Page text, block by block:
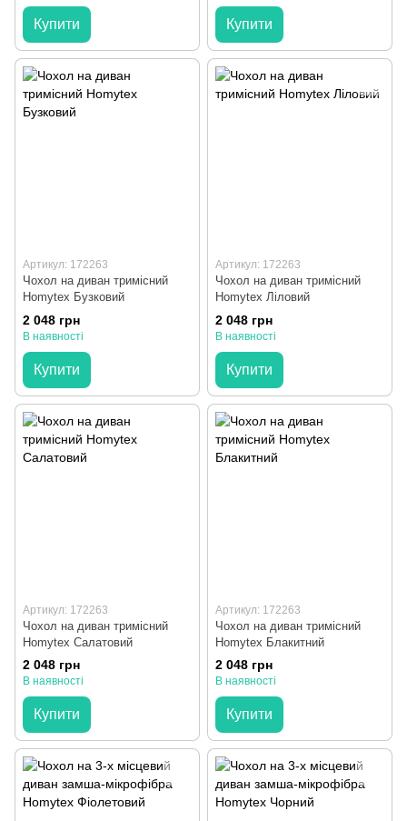
Купити Купити
Артикул: 172263
Чохол на диван тримісний
Homytex Бузковий
2 048 грн
В наявності
Купити
Артикул: 172263
Чохол на диван тримісний
Homytex Ліловий
2 048 грн
В наявності
Купити
Артикул: 172263
Чохол на диван тримісний
Homytex Салатовий
2 048 грн
В наявності
Купити
Артикул: 172263
Чохол на диван тримісний
Homytex Блакитний
2 048 грн
В наявності
Купити